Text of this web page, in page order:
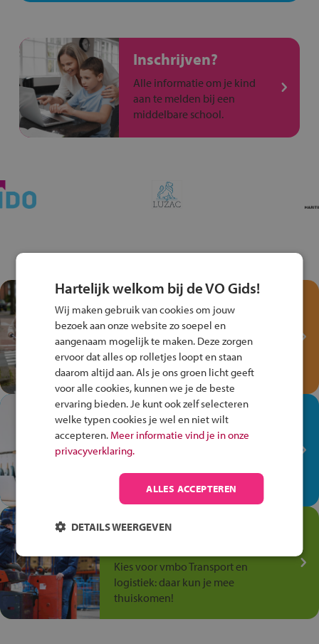
Inschrijven?
Alle informatie om je kind
aan te melden bij een
middelbare school.
Test je kennis met het
Fiets Veilig
Verkeersspel!
Speel het Fiets Veilig Verkeersspel
en win een Cortina-fiets!
In de winkel ben je op je
plek!
Ontdek via het vmbo jouw talent
op de winkelvloer, waar elke dag
anders is!
Jouw talent in de
Kies voor vmbo Transport en
logistiek: daar kun je mee
thuiskomen!
Hartelijk welkom bij de VO Gids!
Wij maken gebruik van cookies om jouw
bezoek aan onze website zo soepel en
aangenaam mogelijk te maken. Deze zorgen
ervoor dat alles op rolletjes loopt en staan
daarom altijd aan. Als je ons groen licht geeft
voor alle cookies, kunnen we je de beste
ervaring bieden. Je kunt ook zelf selecteren
welke typen cookies je wel en niet wilt
accepteren. Meer informatie vind je in onze
privacyverklaring.
ALLES ACCEPTEREN
DETAILS WEERGEVEN